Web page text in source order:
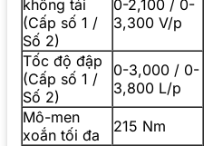
không tải
(Cấp số 1 /
Số 2)
0-2,100 / 0-
3,300 V/p
Tốc độ đập
(Cấp số 1 /
Số 2)
0-3,000 / 0-
3,800 L/p
Mô-men
xoắn tối đa
215 Nm